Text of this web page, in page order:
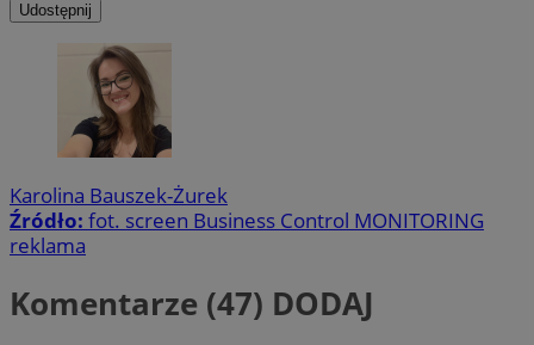
Udostępnij
Karolina Bauszek-Żurek
Źródło: fot. screen Business Control MONITORING
reklama
Komentarze (47) DODAJ